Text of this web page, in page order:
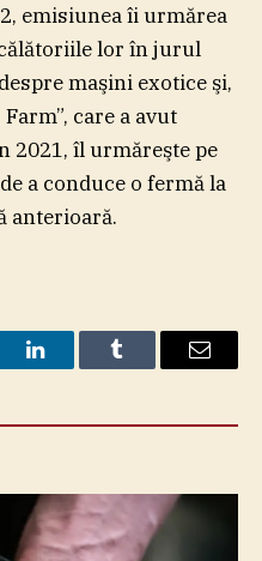
emisiunea îi urmărea
lor în jurul
maşini exotice şi,
care a avut
2021, îl urmăreşte pe
a conduce o fermă la
anterioară.
LinkedInTumblr Email